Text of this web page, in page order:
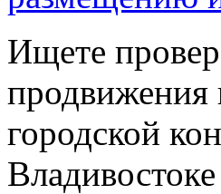
Ищете
продвижения
городской